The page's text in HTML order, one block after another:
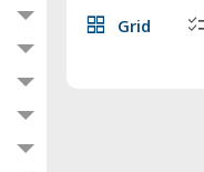
grid_view Grid